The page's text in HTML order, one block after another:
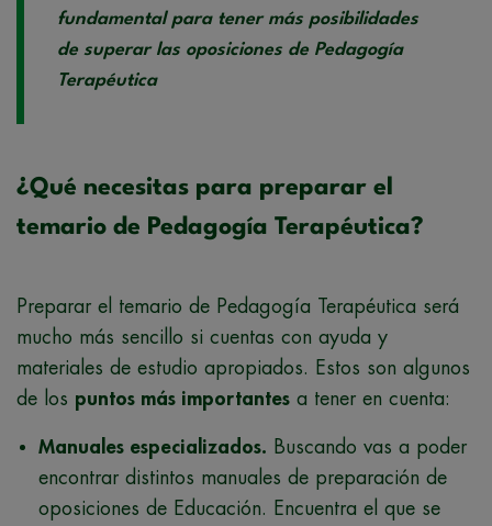
fundamental para tener más posibilidades
de superar las oposiciones de Pedagogía
Terapéutica
¿Qué necesitas para preparar el
temario de Pedagogía Terapéutica?
Preparar el temario de Pedagogía Terapéutica será
mucho más sencillo si cuentas con ayuda y
materiales de estudio apropiados. Estos son algunos
de los puntos más importantes a tener en cuenta:
Manuales especializados. Buscando vas a poder
encontrar distintos manuales de preparación de
oposiciones de Educación. Encuentra el que se